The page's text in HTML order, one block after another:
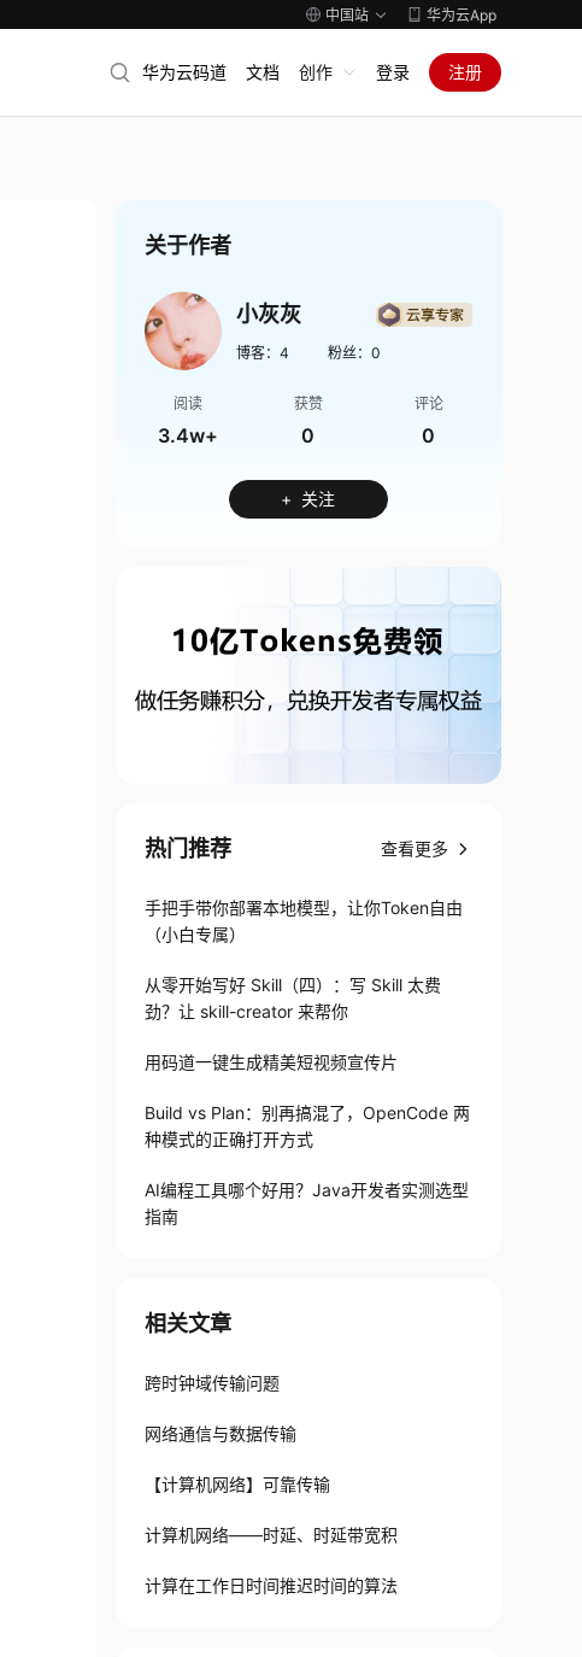
中国站 华为云App
华为云码道 文档 创作 登录 注册
关于作者
小灰灰
博客： 4 粉丝： 0
阅读
3.4w+
获赞
0
评论
0
+ 关注
热门推荐 查看更多
手把手带你部署本地模型，让你Token自由
（小白专属）
从零开始写好 Skill（四）：写 Skill 太费
劲？让 skill-creator 来帮你
用码道一键生成精美短视频宣传片
Build vs Plan：别再搞混了，OpenCode 两
种模式的正确打开方式
AI编程工具哪个好用？Java开发者实测选型
指南
相关文章
跨时钟域传输问题
网络通信与数据传输
【计算机网络】可靠传输
计算机网络——时延、时延带宽积
计算在工作日时间推迟时间的算法